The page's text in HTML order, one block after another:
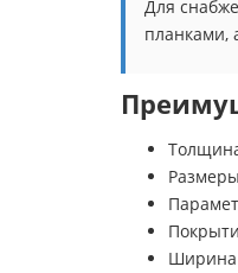
Для
планками,
Ширина